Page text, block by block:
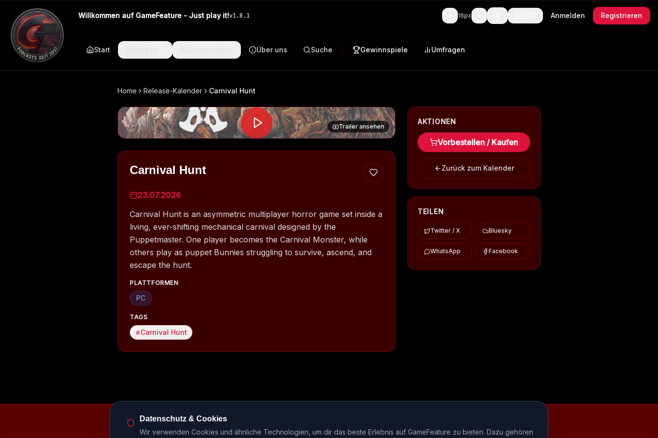
Willkommen auf GameFeature - Just play it!v1.8.1 16px Anmelden Registrieren
Start Über uns Suche Gewinnspiele Umfragen
Home Release-Kalender Carnival Hunt
Trailer ansehen
Carnival Hunt
23.07.2026
Carnival Hunt is an asymmetric multiplayer horror game set inside a
living, ever-shifting mechanical carnival designed by the
Puppetmaster. One player becomes the Carnival Monster, while
others play as puppet Bunnies struggling to survive, ascend, and
escape the hunt.
PLATTFORMEN
PC
TAGS
Carnival Hunt
AKTIONEN
Vorbestellen / Kaufen
Zurück zum Kalender
TEILEN
Twitter / X Bluesky
WhatsApp Facebook
Episodenbibliothek Release-Kalender
Datenschutz & Cookies
Wir verwenden Cookies und ähnliche Technologien, um dir das beste Erlebnis auf GameFeature zu bieten. Dazu gehören